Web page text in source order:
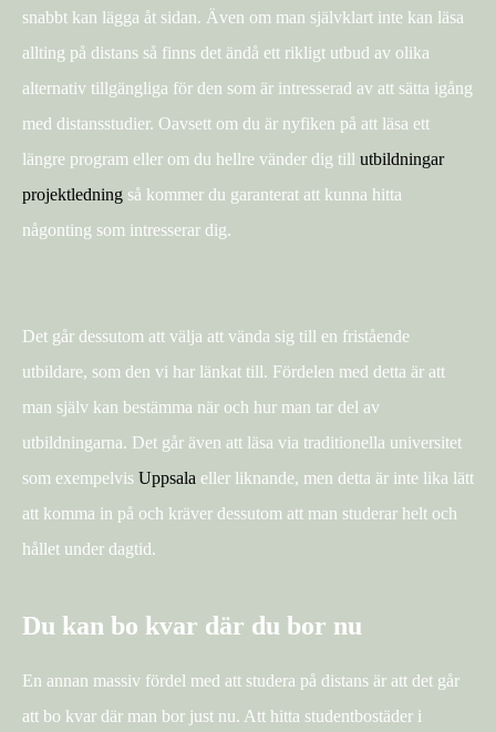
snabbt kan lägga åt sidan. Även om man självklart inte kan läsa
allting på distans så finns det ändå ett rikligt utbud av olika
alternativ tillgängliga för den som är intresserad av att sätta igång
med distansstudier. Oavsett om du är nyfiken på att läsa ett
längre program eller om du hellre vänder dig till utbildningar
projektledning så kommer du garanterat att kunna hitta
någonting som intresserar dig.
Det går dessutom att välja att vända sig till en fristående
utbildare, som den vi har länkat till. Fördelen med detta är att
man själv kan bestämma när och hur man tar del av
utbildningarna. Det går även att läsa via traditionella universitet
som exempelvis Uppsala eller liknande, men detta är inte lika lätt
att komma in på och kräver dessutom att man studerar helt och
hållet under dagtid.
Du kan bo kvar där du bor nu
En annan massiv fördel med att studera på distans är att det går
att bo kvar där man bor just nu. Att hitta studentbostäder i